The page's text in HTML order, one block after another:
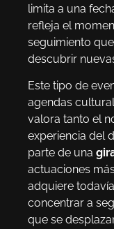
limita a una
refleja el
seguimiento
descubrir
Este tipo de
agendas
valora tanto el
experiencia del
parte de una
actuaciones
adquiere
concentrar a
que se